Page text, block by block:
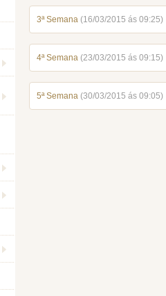
3ª Semana (16/03/2015 ás 09:25)
4ª Semana (23/03/2015 ás 09:15)
5ª Semana (30/03/2015 ás 09:05)